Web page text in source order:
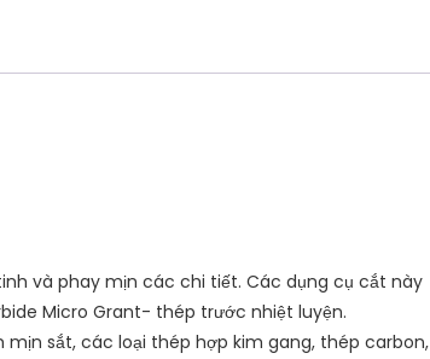
và phay mịn các chi tiết. Các dụng cụ cắt này
Micro Grant- thép trước nhiệt luyện.
sắt, các loại thép hợp kim gang, thép carbon,